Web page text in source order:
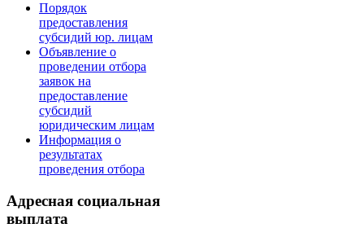
Порядок
предоставления
субсидий юр. лицам
Объявление о
проведении отбора
заявок на
предоставление
субсидий
юридическим лицам
Информация о
результатах
проведения отбора
Адресная социальная
выплата